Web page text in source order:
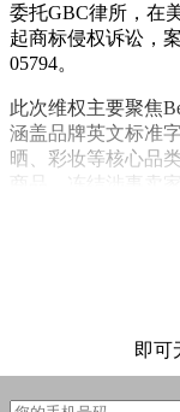
委托GBC律所，在
起商标侵权诉讼，
05794。
此次维权主要聚焦
涵盖品牌英文标准
晒、彩妆等核心品
商品、冻结涉事卖
即可